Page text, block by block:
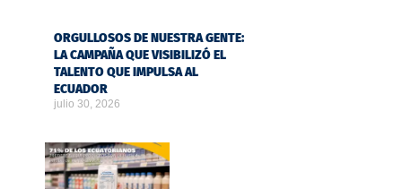
ORGULLOSOS DE NUESTRA GENTE:
LA CAMPAÑA QUE VISIBILIZÓ EL
TALENTO QUE IMPULSA AL
ECUADOR
julio 30, 2026